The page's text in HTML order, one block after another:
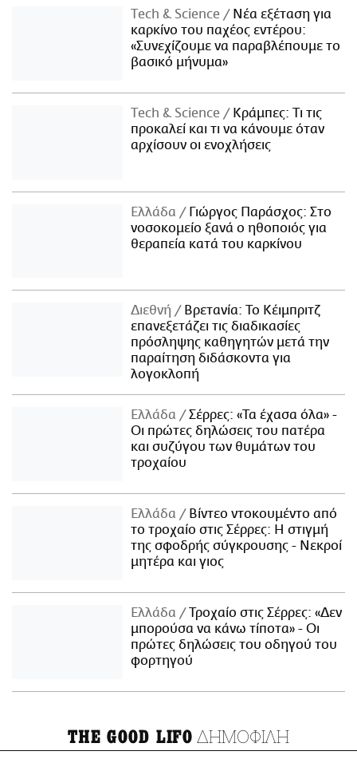
Τech & Science
Νέα εξέταση για
καρκίνο του παχέος εντέρου:
«Συνεχίζουμε να παραβλέπουμε το
βασικό μήνυμα»
Τech & Science
Κράμπες: Τι τις
προκαλεί και τι να κάνουμε όταν
αρχίσουν οι ενοχλήσεις
Ελλάδα
Γιώργος Παράσχος: Στο
νοσοκομείο ξανά ο ηθοποιός για
θεραπεία κατά του καρκίνου
Διεθνή
Βρετανία: Το Κέιμπριτζ
επανεξετάζει τις διαδικασίες
πρόσληψης καθηγητών μετά την
παραίτηση διδάσκοντα για
λογοκλοπή
Ελλάδα
Σέρρες: «Τα έχασα όλα» -
Οι πρώτες δηλώσεις του πατέρα
και συζύγου των θυμάτων του
τροχαίου
Ελλάδα
Βίντεο ντοκουμέντο από
το τροχαίο στις Σέρρες: Η στιγμή
της σφοδρής σύγκρουσης - Νεκροί
μητέρα και γιος
Ελλάδα
Τροχαίο στις Σέρρες: «Δεν
μπορούσα να κάνω τίποτα» - Οι
πρώτες δηλώσεις του οδηγού του
φορτηγού
THE GOOD LIFO ΔΗΜΟΦΙΛΗ